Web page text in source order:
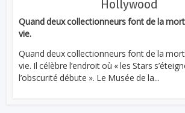
Hollywood
Quand deux collectionneurs font de la mort
vie.
Quand deux collectionneurs font de la mort
vie. Il célèbre l’endroit où « les Stars
l’obscurité débute ». Le Musée de la...